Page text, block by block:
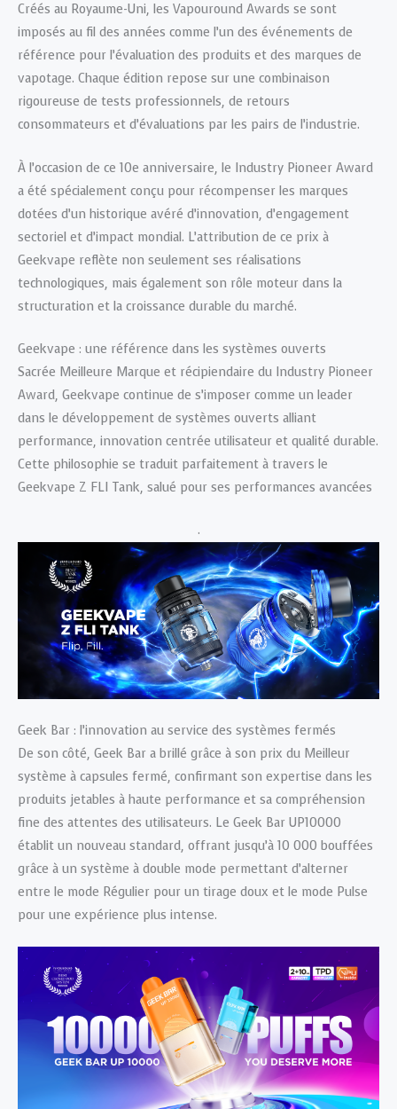
Créés au Royaume-Uni, les Vapouround Awards se sont
imposés au fil des années comme l’un des événements de
référence pour l’évaluation des produits et des marques de
vapotage. Chaque édition repose sur une combinaison
rigoureuse de tests professionnels, de retours
consommateurs et d’évaluations par les pairs de l’industrie.
À l’occasion de ce 10e anniversaire, le Industry Pioneer Award
a été spécialement conçu pour récompenser les marques
dotées d’un historique avéré d’innovation, d’engagement
sectoriel et d’impact mondial. L’attribution de ce prix à
Geekvape reflète non seulement ses réalisations
technologiques, mais également son rôle moteur dans la
structuration et la croissance durable du marché.
Geekvape : une référence dans les systèmes ouverts
Sacrée Meilleure Marque et récipiendaire du Industry Pioneer
Award, Geekvape continue de s’imposer comme un leader
dans le développement de systèmes ouverts alliant
performance, innovation centrée utilisateur et qualité durable.
Cette philosophie se traduit parfaitement à travers le
Geekvape Z FLI Tank, salué pour ses performances avancées
.
Geek Bar : l’innovation au service des systèmes fermés
De son côté, Geek Bar a brillé grâce à son prix du Meilleur
système à capsules fermé, confirmant son expertise dans les
produits jetables à haute performance et sa compréhension
fine des attentes des utilisateurs. Le Geek Bar UP10000
établit un nouveau standard, offrant jusqu’à 10 000 bouffées
grâce à un système à double mode permettant d’alterner
entre le mode Régulier pour un tirage doux et le mode Pulse
pour une expérience plus intense.